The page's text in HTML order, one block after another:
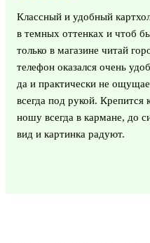
Классный и удобный
в темных оттенках и чтоб
только в магазине читай
телефон оказался очень
да и практически не
всегда под рукой. Крепится
ношу всегда в кармане, до
вид и картинка радуют.